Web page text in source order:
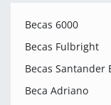
Becas 6000
Becas Fulbright
Becas Santander
Beca Adriano